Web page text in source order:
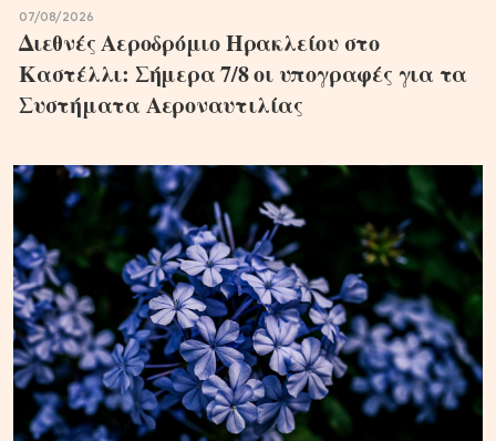
07/08/2026
Διεθνές Αεροδρόμιο Ηρακλείου στο
Καστέλλι: Σήμερα 7/8 οι υπογραφές για τα
Συστήματα Αεροναυτιλίας